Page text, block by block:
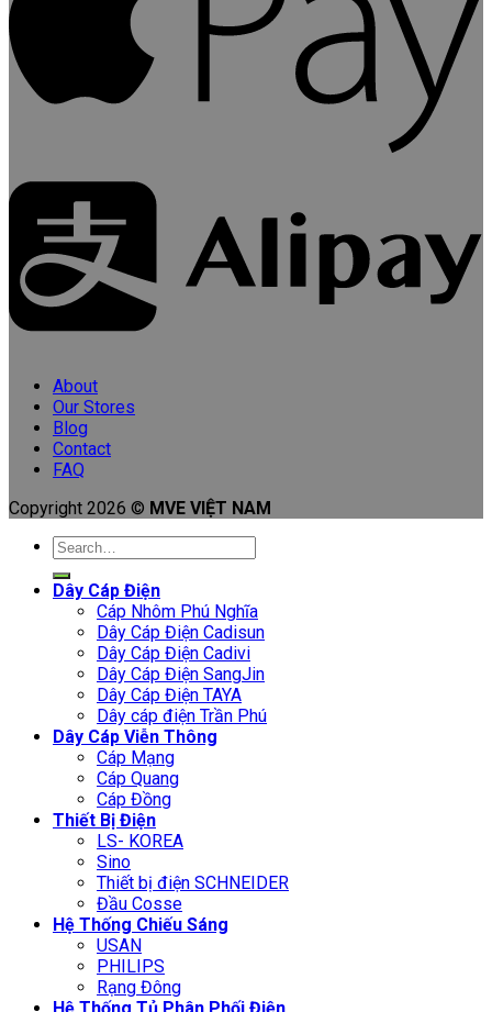
About
Our Stores
Blog
Contact
FAQ
Copyright 2026 © MVE VIỆT NAM
Search
Dây Cáp Điện
Cáp Nhôm Phú Nghĩa
Dây Cáp Điện Cadisun
Dây Cáp Điện Cadivi
Dây Cáp Điện SangJin
Dây Cáp Điện TAYA
Dây cáp điện Trần Phú
Dây Cáp Viễn Thông
Cáp Mạng
Cáp Quang
Cáp Đồng
Thiết Bị Điện
LS- KOREA
Sino
Thiết bị điện SCHNEIDER
Đầu Cosse
Hệ Thống Chiếu Sáng
USAN
PHILIPS
Rạng Đông